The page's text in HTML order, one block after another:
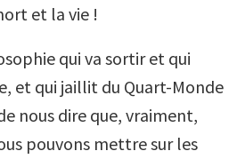
et la vie !
qui va sortir et qui
et qui jaillit du Quart-Monde
nous dire que, vraiment,
pouvons mettre sur les